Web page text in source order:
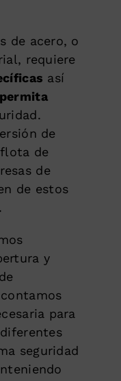
de acero, o
requiere
así
de
de
de
de estos
y
para
seguridad